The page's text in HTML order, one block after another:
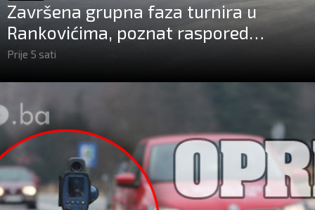
Završena grupna faza turnira u
Rankovićima, poznat raspored
završnice!
Prije 5 sati